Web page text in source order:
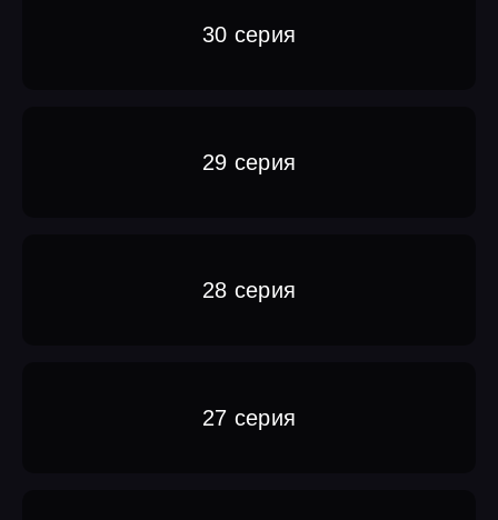
30 серия
29 серия
28 серия
27 серия